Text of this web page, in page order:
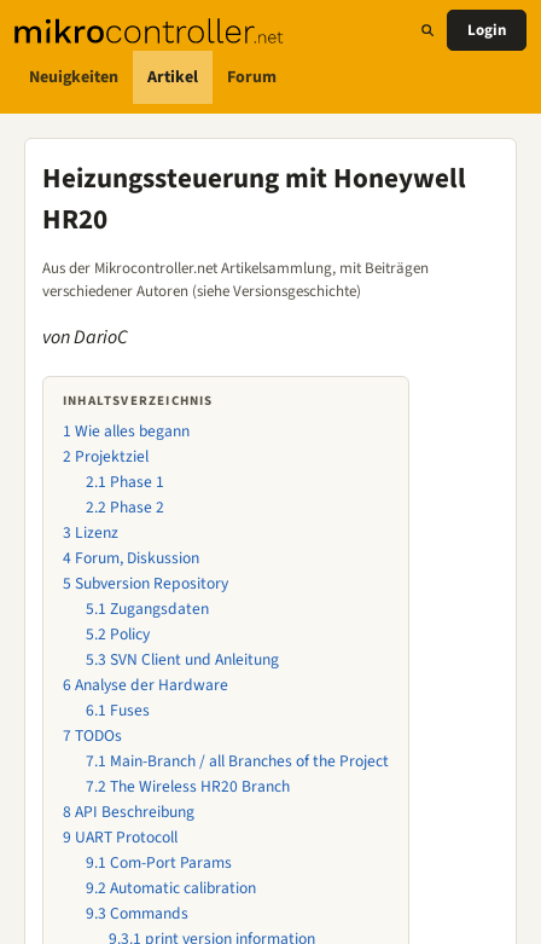
Neuigkeiten Artikel Forum
Login
Heizungssteuerung mit Honeywell
HR20
Aus der Mikrocontroller.net Artikelsammlung, mit Beiträgen
verschiedener Autoren (siehe Versionsgeschichte)
von DarioC
INHALTSVERZEICHNIS
1 Wie alles begann
2 Projektziel
2.1 Phase 1
2.2 Phase 2
3 Lizenz
4 Forum, Diskussion
5 Subversion Repository
5.1 Zugangsdaten
5.2 Policy
5.3 SVN Client und Anleitung
6Analyse der Hardware
6.1 Fuses
7 TODOs
7.1 Main-Branch / all Branches of the Project
7.2 The Wireless HR20 Branch
8 API Beschreibung
9 UART Protocoll
9.1 Com-Port Params
9.2 Automatic calibration
9.3 Commands
9.3.1 print version information